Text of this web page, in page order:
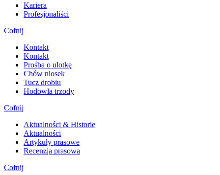
Kariera
Profesjonaliści
Cofnij
Kontakt
Kontakt
Prośba o ulotkę
Chów niosek
Tucz drobiu
Hodowla trzody
Cofnij
Aktualności & Historie
Aktualności
Artykuły prasowe
Recenzja prasowa
Cofnij